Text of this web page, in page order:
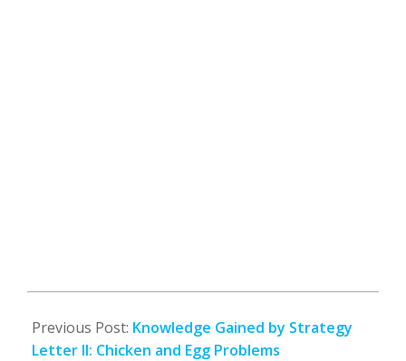
09-
18
Previous Post: Knowledge Gained by Strategy
Letter II: Chicken and Egg Problems